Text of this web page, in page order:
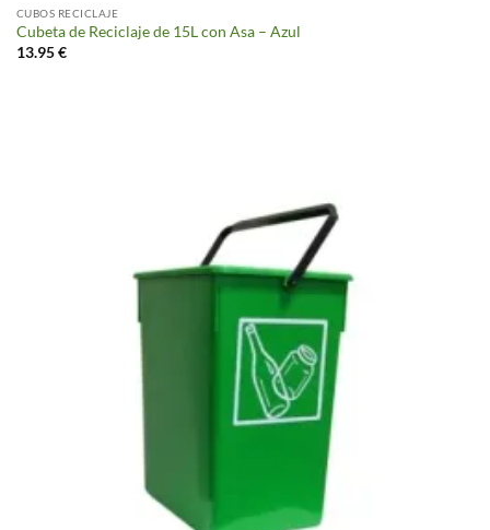
CUBOS RECICLAJE
Cubeta de Reciclaje de 15L con Asa – Azul
13.95€